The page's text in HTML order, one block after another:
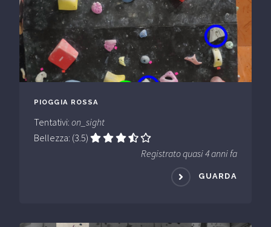
PIOGGIA ROSSA
Tentativi: on_sight
Bellezza: (3.5)
Registrato quasi 4 anni fa
GUARDA